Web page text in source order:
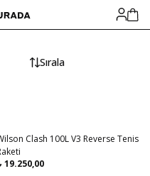
Sırala
Clash 100L V3 Reverse Tenis
19.250,00